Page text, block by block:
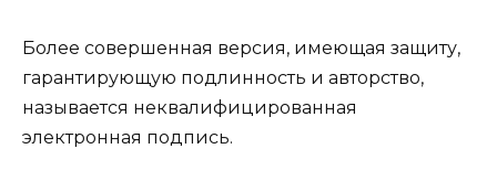
Более совершенная версия, имеющая защиту,
гарантирующую подлинность и авторство,
называется неквалифицированная
электронная подпись.